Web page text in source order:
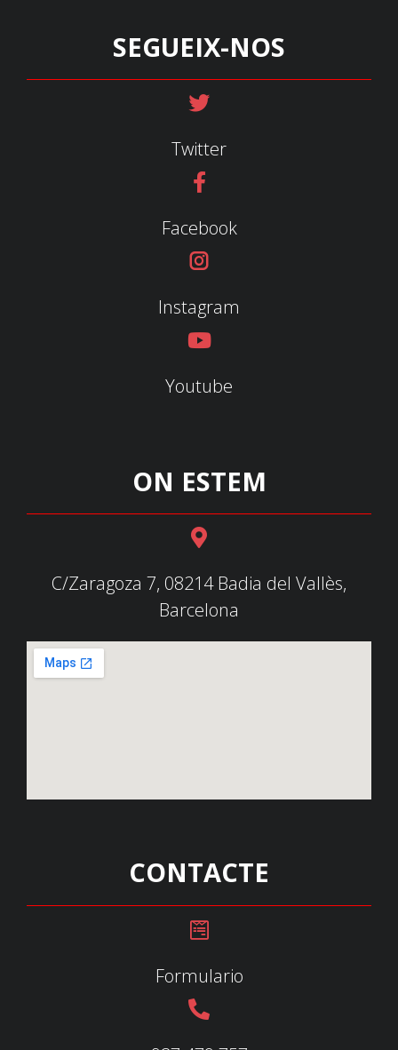
SEGUEIX-NOS
Twitter
Facebook
Instagram
Youtube
ON ESTEM
C/Zaragoza 7, 08214 Badia del Vallès,
Barcelona
CONTACTE
Formulario